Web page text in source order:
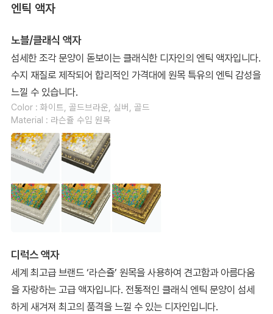
엔틱 액자
노블/클래식 액자
섬세한 조각 문양이 돋보이는 클래식한 디자인의 엔틱 액자입니다.
수지 재질로 제작되어 합리적인 가격대에 원목 특유의 엔틱 감성을
느낄 수 있습니다.
Color : 화이트, 골드브라운, 실버, 골드
Material : 라슨쥴 수입 원목
디럭스 액자
세계 최고급 브랜드 ‘라슨쥴’ 원목을 사용하여 견고함과 아름다움
을 자랑하는 고급 액자입니다. 전통적인 클래식 엔틱 문양이 섬세
하게 새겨져 최고의 품격을 느낄 수 있는 디자인입니다.